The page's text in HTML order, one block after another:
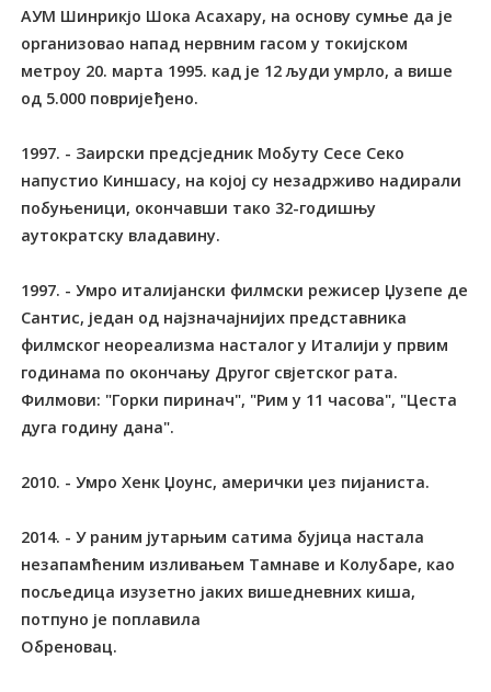
АУМ Шинрикјо Шока Асахару, на основу сумње да је
организовао напад нервним гасом у токијском
метроу 20. марта 1995. кад је 12 људи умрло, а више
од 5.000 повријеђено.
1997. - Заирски предсједник Мобуту Сесе Секо
напустио Киншасу, на којој су незадрживо надирали
побуњеници, окончавши тако 32-годишњу
аутократску владавину.
1997. - Умро италијански филмски режисер Џузепе де
Сантис, један од најзначајнијих представника
филмског неореализма насталог у Италији у првим
годинама по окончању Другог свјетског рата.
Филмови: "Горки пиринач", "Рим у 11 часова", "Цеста
дуга годину дана".
2010. - Умро Хенк Џоунс, амерички џез пијаниста.
2014. - У раним јутарњим сатима бујица настала
незапамћеним изливањем Tамнаве и Колубаре, као
посљедица изузетно јаких вишедневних киша,
потпуно је поплавила
Обреновац.